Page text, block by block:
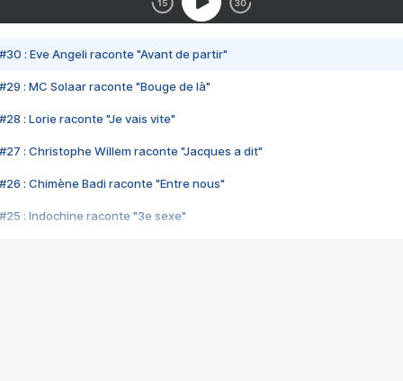
#30 : Eve Angeli raconte "Avant de partir"
#29 : MC Solaar raconte "Bouge de là"
#28 : Lorie raconte "Je vais vite"
#27 : Christophe Willem raconte "Jacques a dit"
#26 : Chimène Badi raconte "Entre nous"
#25 : Indochine raconte "3e sexe"